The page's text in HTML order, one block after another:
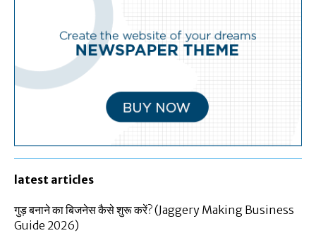
latest articles
गुड़ बनाने का बिजनेस कैसे शुरू करें? (Jaggery Making Business
Guide 2026)